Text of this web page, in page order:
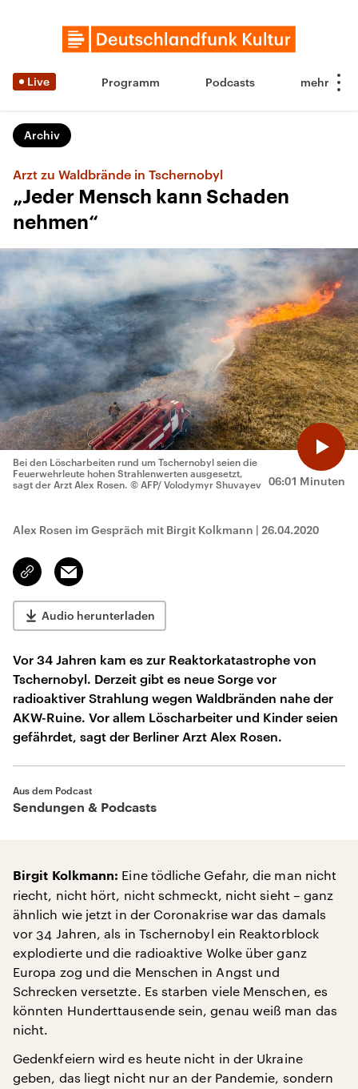
Live Programm Podcasts
Archiv
Arzt zu Waldbrände in Tschernobyl
„Jeder Mensch kann Schaden
nehmen“
06:01 Minuten
Bei den Löscharbeiten rund um Tschernobyl seien die
Feuerwehrleute hohen Strahlenwerten ausgesetzt,
sagt der Arzt Alex Rosen. © AFP/ Volodymyr Shuvayev
Alex Rosen im Gespräch mit Birgit Kolkmann | 26.04.2020
Link
kopieren/teilen
Email
Audio herunterladen
Vor 34 Jahren kam es zur Reaktorkatastrophe von
Tschernobyl. Derzeit gibt es neue Sorge vor
radioaktiver Strahlung wegen Waldbränden nahe der
AKW-Ruine. Vor allem Löscharbeiter und Kinder seien
gefährdet, sagt der Berliner Arzt Alex Rosen.
Aus dem Podcast
Sendungen & Podcasts
Birgit Kolkmann: Eine tödliche Gefahr, die man nicht
riecht, nicht hört, nicht schmeckt, nicht sieht – ganz
ähnlich wie jetzt in der Coronakrise war das damals
vor 34 Jahren, als in Tschernobyl ein Reaktorblock
explodierte und die radioaktive Wolke über ganz
Europa zog und die Menschen in Angst und
Schrecken versetzte. Es starben viele Menschen, es
könnten Hunderttausende sein, genau weiß man das
nicht.
Gedenkfeiern wird es heute nicht in der Ukraine
geben, das liegt nicht nur an der Pandemie, sondern